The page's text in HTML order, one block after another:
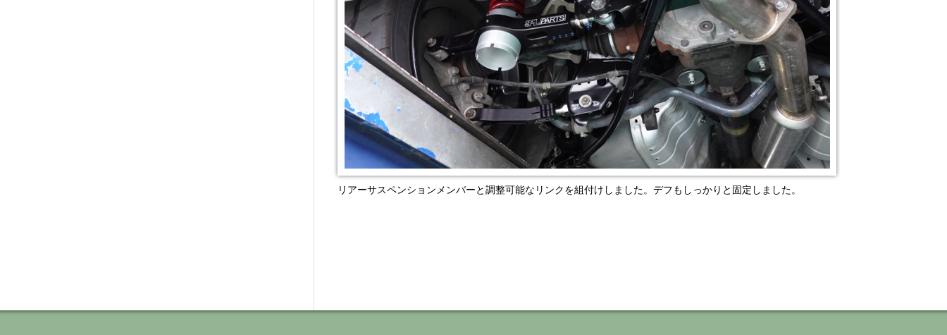
リアーサスペンションメンバーと調整可能なリンクを組付けしました。デフもしっかりと固定しました。